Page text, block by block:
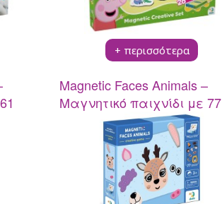
+ περισσότερα
Magnetic Faces Animals –
Μαγνητικό παιχνίδι με 77
τεμάχια